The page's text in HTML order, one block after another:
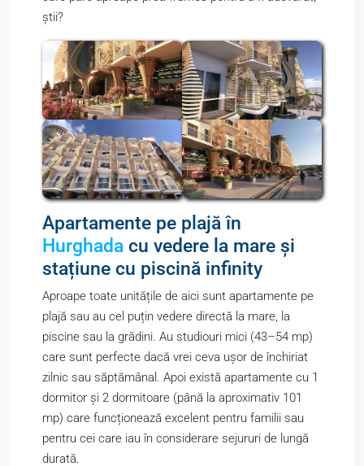
știi?
Apartamente pe plajă în
Hurghada cu vedere la mare și
stațiune cu piscină infinity
Aproape toate unitățile de aici sunt apartamente pe
plajă sau au cel puțin vedere directă la mare, la
piscine sau la grădini. Au studiouri mici (43–54 mp)
care sunt perfecte dacă vrei ceva ușor de închiriat
zilnic sau săptămânal. Apoi există apartamente cu 1
dormitor și 2 dormitoare (până la aproximativ 101
mp) care funcționează excelent pentru familii sau
pentru cei care iau în considerare sejururi de lungă
durată.